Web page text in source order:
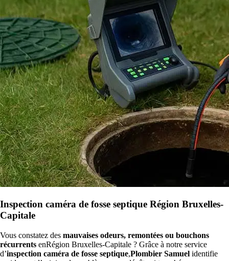
Inspection caméra de fosse septique Région Bruxelles-
Capitale
Vous constatez des mauvaises odeurs, remontées ou bouchons
récurrents enRégion Bruxelles-Capitale ? Grâce à notre service
d’inspection caméra de fosse septique,Plombier Samuel identifie